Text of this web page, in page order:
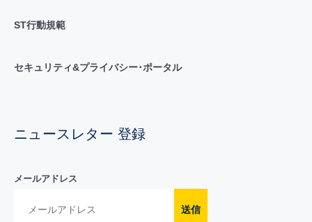
ST行動規範
セキュリティ&プライバシー･ポータル
ニュースレター 登録
メールアドレス
送信